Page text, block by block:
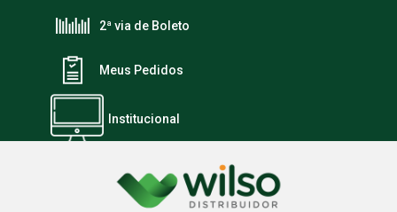
2ª via de Boleto
Meus Pedidos
Institucional